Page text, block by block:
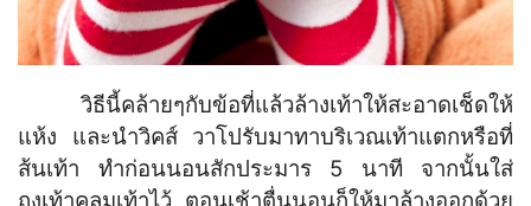
วิธีนี้คล้ายๆกับข้อที่แล้วล้างเท้าให้สะอาดเช็ดให้
แห้ง และนำวิคส์ วาโปรับมาทาบริเวณเท้าแตกหรือที่
ส้นเท้า ทำก่อนนอนสักประมาร 5 นาที จากนั้นใส่